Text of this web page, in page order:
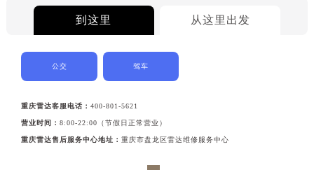
到这里 从这里出发
公交 驾车
重庆雷达客服电话：400-801-5621
营业时间：8:00-22:00（节假日正常营业）
重庆雷达售后服务中心地址：重庆市盘龙区雷达维修服务中心